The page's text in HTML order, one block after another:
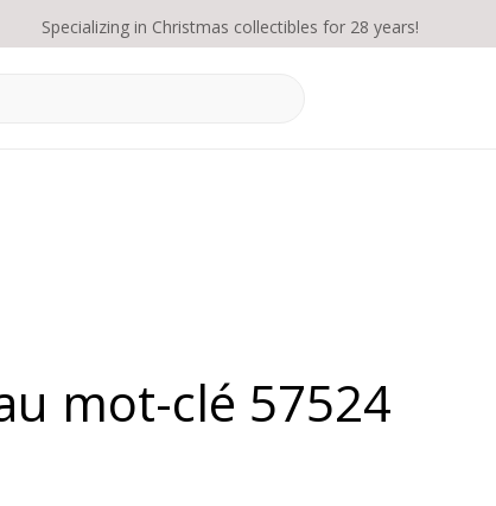
Specializing in Christmas collectibles for 28 years!
mot-clé 57524